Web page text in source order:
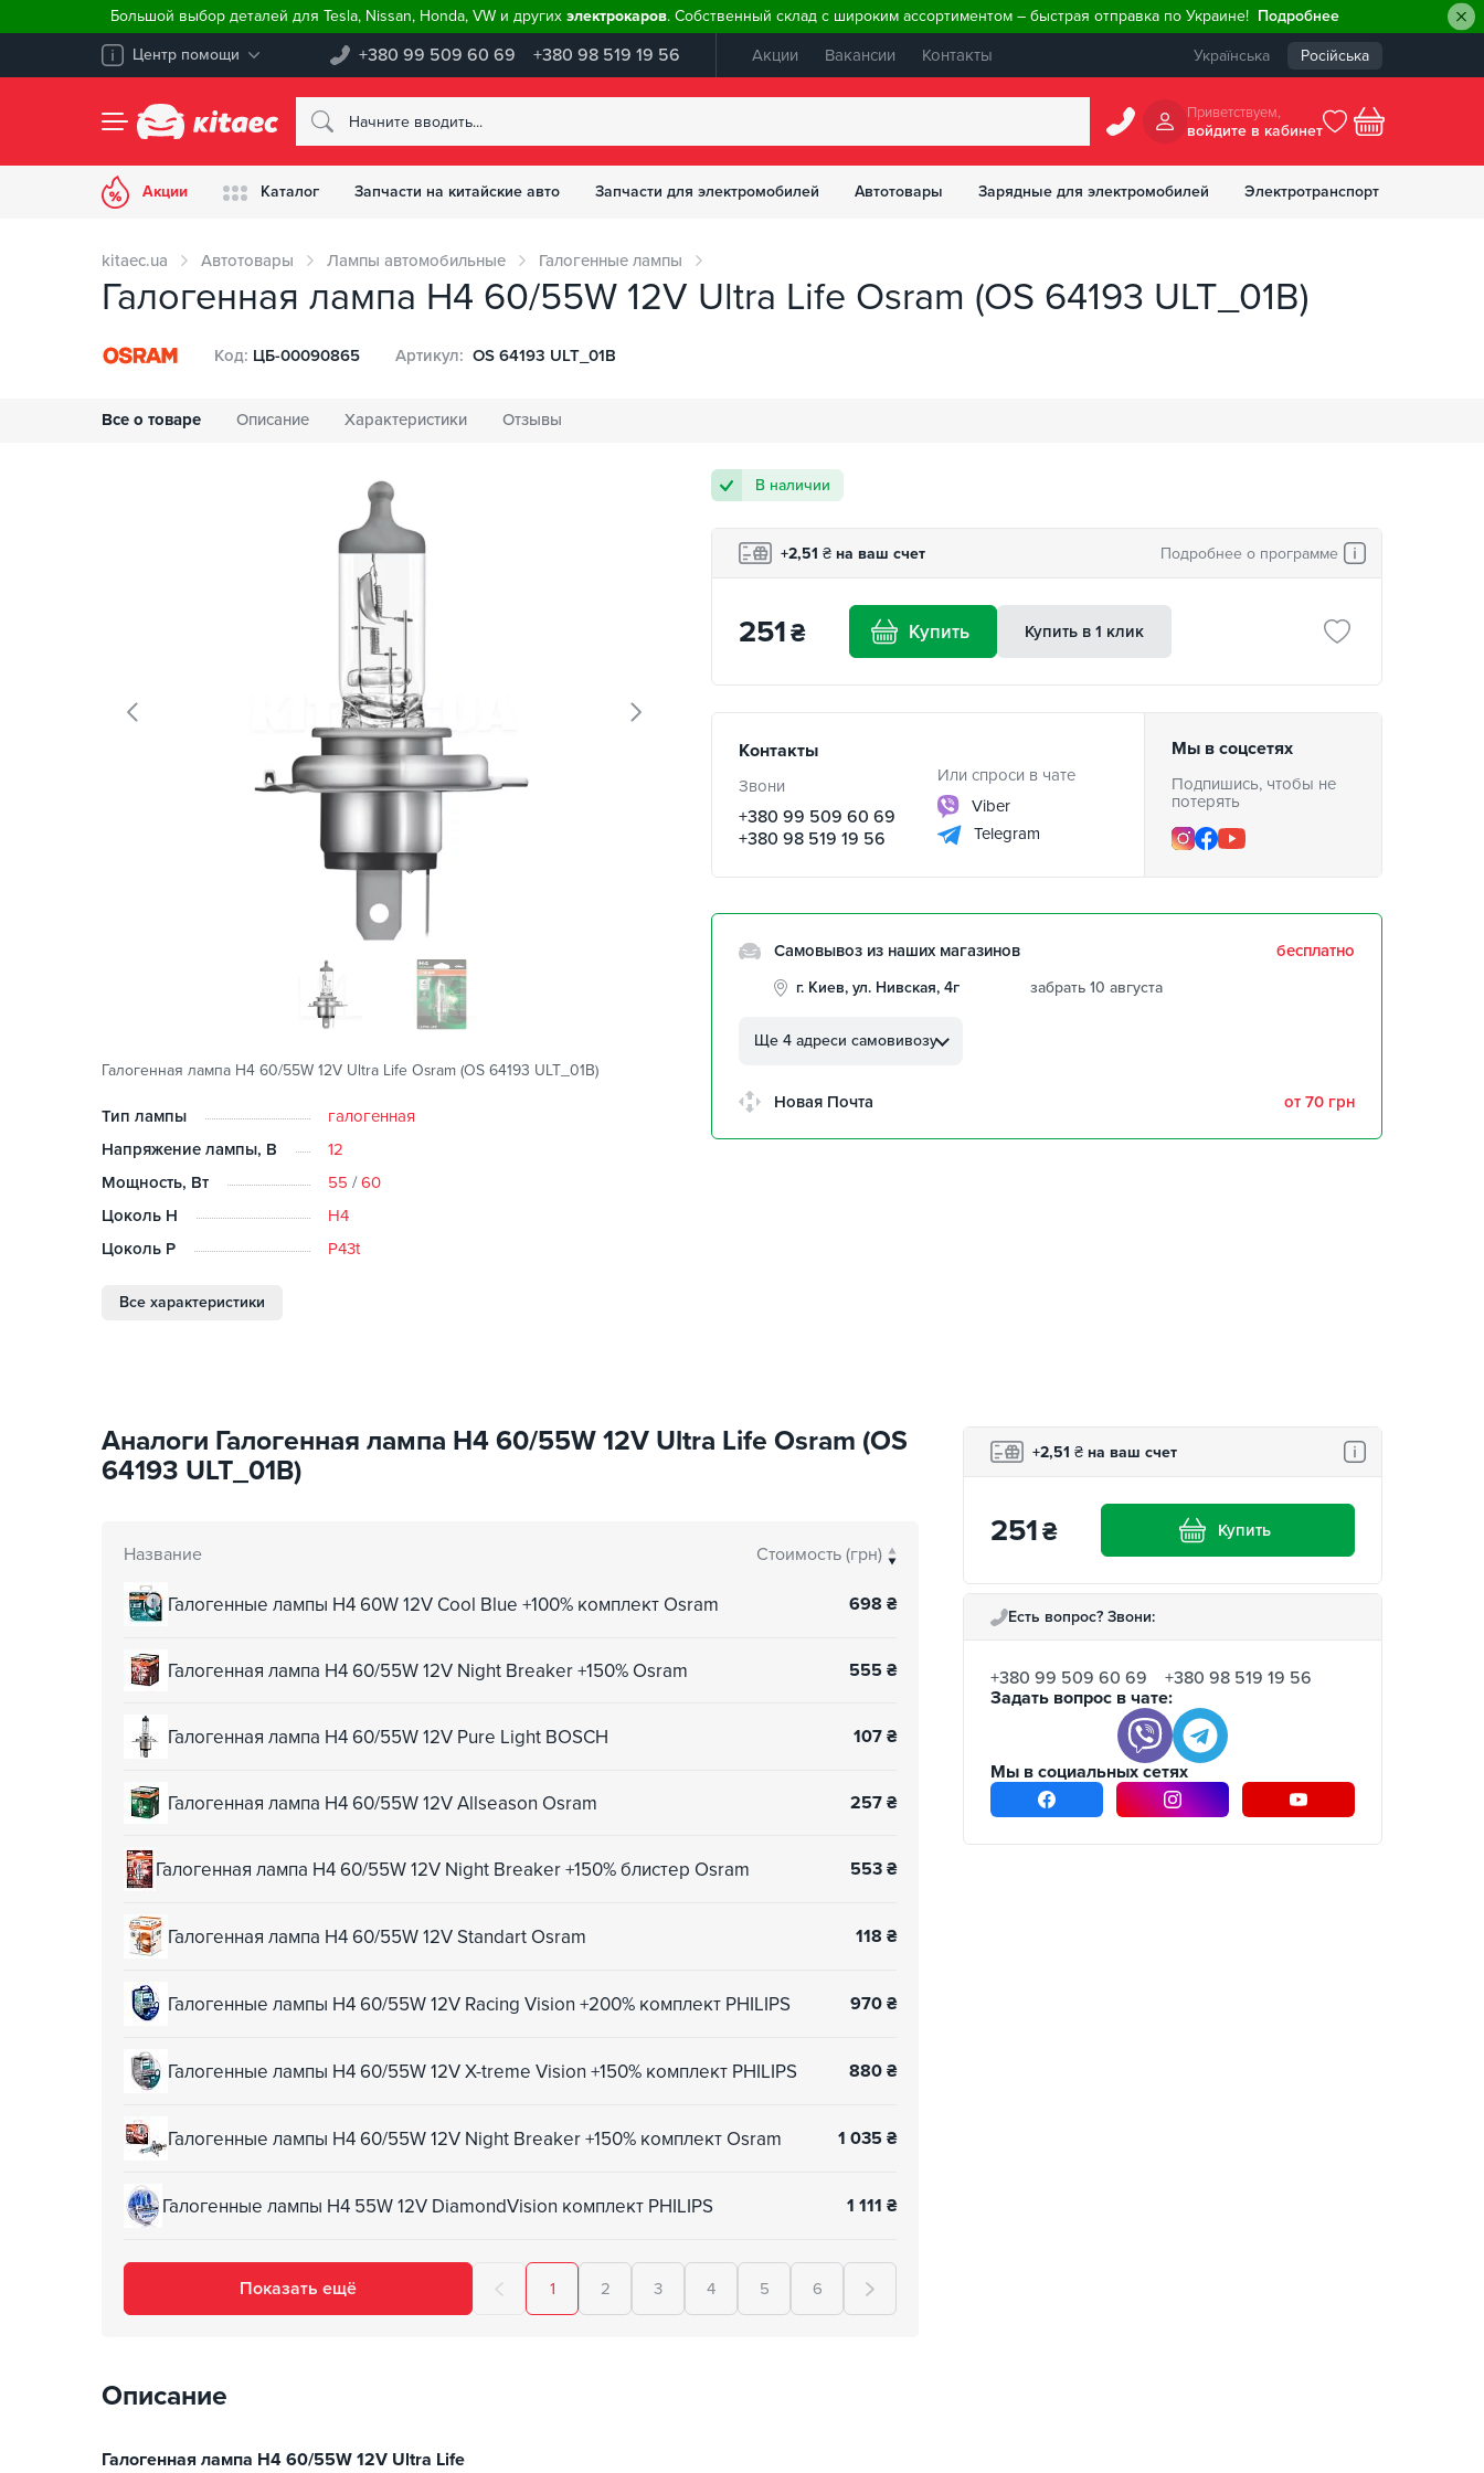
Большой выбор деталей для Tesla, Nissan, Honda, VW и других электрокаров. Собственный склад с широким ассортиментом – быстрая отправка по Украине! Подробнее
Центр помощи +380 99 509 60 69 +380 98 519 19 56 Акции Вакансии Контакты Українська Російська
Приветствуем,
войдите в кабинет
Акции Каталог Запчасти на китайские авто Запчасти для электромобилей Автотовары Зарядные для электромобилей Электротранспорт
kitaec.ua Автотовары Лампы автомобильные Галогенные лампы
Галогенная лампа H4 60/55W 12V Ultra Life Osram (OS 64193 ULT_01B)
Все о товаре Описание Характеристики Отзывы
Код: ЦБ-00090865 Артикул: OS 64193 ULT_01B
Галогенная лампа H4 60/55W 12V Ultra Life Osram (OS 64193 ULT_01B)
Тип лампы
галогенная
Напряжение лампы, В
12
Мощность, Вт
55 /60
Цоколь H
H4
Цоколь P
P43t
Все характеристики
В наличии
+2,51 ₴ на ваш счет Подробнее о программе
251₴ Купить Купить в 1 клик
Контакты
Звони
+380 99 509 60 69
+380 98 519 19 56
Или спроси в чате
Viber
Telegram
Мы в соцсетях
Подпишись, чтобы не
потерять
Самовывоз из наших магазинов бесплатно
г. Киев, ул. Нивская, 4г
забрать 10 августа
Автолюбителей, 8а
26
Ще 4 адреси самовивозу
Новая Почта от 70 грн
Аналоги Галогенная лампа H4 60/55W 12V Ultra Life Osram (OS
64193 ULT_01B)
Название Стоимость (грн)
Галогенные лампы H4 60W 12V Cool Blue +100% комплект Osram 698 ₴
Галогенная лампа H4 60/55W 12V Night Breaker +150% Osram 555 ₴
Галогенная лампа H4 60/55W 12V Pure Light BOSCH 107 ₴
Галогенная лампа H4 60/55W 12V Allseason Osram 257 ₴
Галогенная лампа H4 60/55W 12V Night Breaker +150% блистер Osram 553 ₴
Галогенная лампа H4 60/55W 12V Standart Osram 118 ₴
Галогенные лампы H4 60/55W 12V Racing Vision +200% комплект PHILIPS 970 ₴
Галогенные лампы H4 60/55W 12V X-treme Vision +150% комплект PHILIPS 880 ₴
Галогенные лампы H4 60/55W 12V Night Breaker +150% комплект Osram 1 035 ₴
Галогенные лампы H4 55W 12V DiamondVision комплект PHILIPS 1 111 ₴
Показать ещё 1 2 3 4 5 6
Описание
Галогенная лампа H4 60/55W 12V Ultra Life
+2,51 ₴ на ваш счет
251₴ Купить
Есть вопрос? Звони:
+380 99 509 60 69
+380 98 519 19 56
Задать вопрос в чате:
Мы в социальных сетях